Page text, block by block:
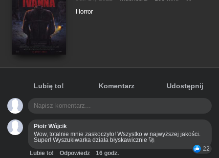
Horror
Lubię to! Komentarz Udostępnij
Piotr Wójcik
Wow, totalnie mnie zaskoczyło! Wszystko w najwyższej jakości.
Super! Wyszukiwarka działa błyskawicznie 🚀
22
Lubie to! Odpowiedz
16 godz.